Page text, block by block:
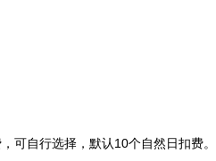
可自行选择，默认10个自然日扣费。